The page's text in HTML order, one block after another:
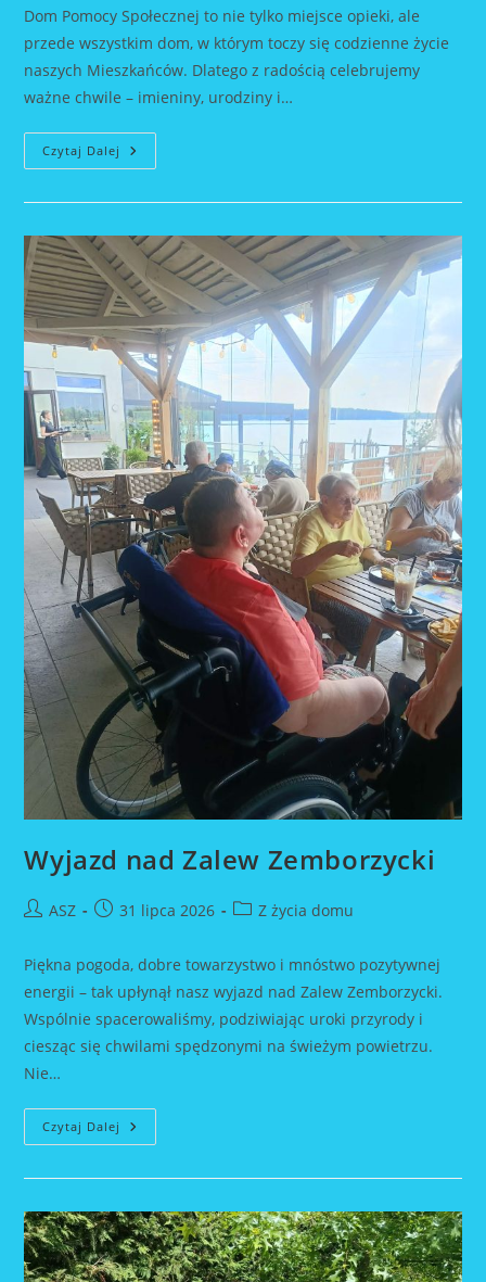
Dom Pomocy Społecznej to nie tylko miejsce opieki, ale
przede wszystkim dom, w którym toczy się codzienne życie
naszych Mieszkańców. Dlatego z radością celebrujemy
ważne chwile – imieniny, urodziny i…
Czytaj Dalej Celebracja
Urodzin
Wyjazd nad Zalew Zemborzycki
PostASZ
Post31 lipca 2026
PostZ życia domu
Piękna pogoda, dobre towarzystwo i mnóstwo pozytywnej
energii – tak upłynął nasz wyjazd nad Zalew Zemborzycki.
Wspólnie spacerowaliśmy, podziwiając uroki przyrody i
ciesząc się chwilami spędzonymi na świeżym powietrzu.
Nie…
Czytaj Dalej Wyjazd
Nad